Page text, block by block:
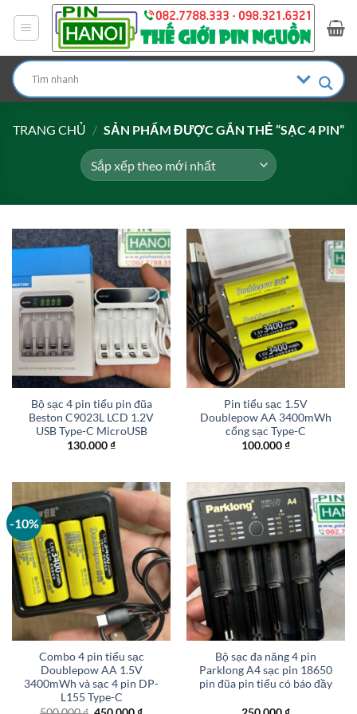
dung
TRANG CHỦ / SẢN PHẨM ĐƯỢC GẮN THẺ “SẠC 4 PIN”
Bộ sạc 4 pin tiểu pin đũa
Beston C9023L LCD 1.2V
USB Type-C MicroUSB
130.000₫
Pin tiểu sạc 1.5V
Doublepow AA 3400mWh
cổng sạc Type-C
100.000₫
-10%
Combo 4 pin tiểu sạc
Doublepow AA 1.5V
3400mWh và sạc 4 pin DP-
L155 Type-C
Giá
Giá
Bộ sạc đa năng 4 pin
Parklong A4 sạc pin 18650
pin đũa pin tiểu có báo đầy